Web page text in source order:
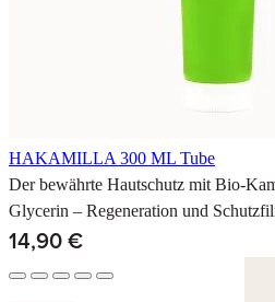
HAKAMILLA 300 ML Tube
Der bewährte Hautschutz mit Bio-
Glycerin – Regeneration und
14,90 €